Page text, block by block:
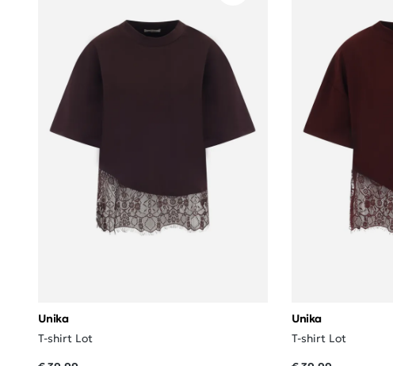
Unika
T-shirt Lot
Unika
T-shirt Lot